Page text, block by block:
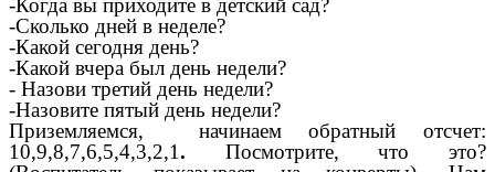
-Когда вы приходите в детский сад?
-Сколько дней в неделе?
-Какой сегодня день?
-Какой вчера был день недели?
- Назови третий день недели?
-Назовите пятый день недели?
Приземляемся, начинаем обратный отсчет:
10,9,8,7,6,5,4,3,2,1. Посмотрите, что это?